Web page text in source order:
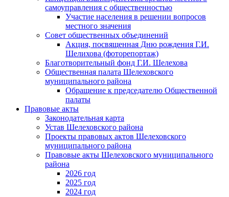
самоуправления с общественностью
Участие населения в решении вопросов
местного значения
Совет общественных объединений
Акция, посвященная Дню рождения Г.И.
Шелихова (фоторепортаж)
Благотворительный фонд Г.И. Шелехова
Общественная палата Шелеховского
муниципального района
Обращение к председателю Общественной
палаты
Правовые акты
Законодательная карта
Устав Шелеховского района
Проекты правовых актов Шелеховского
муниципального района
Правовые акты Шелеховского муниципального
района
2026 год
2025 год
2024 год